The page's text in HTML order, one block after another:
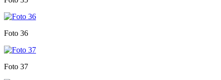
Foto 36
Foto 37